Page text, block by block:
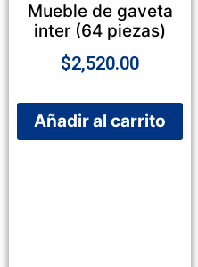
Mueble de gaveta
inter (64 piezas)
$2,520.00
Añadir al carrito